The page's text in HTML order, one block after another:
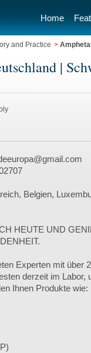
Home
and Practice >
|
Belgien,
HEUTE UND
Experten mit über
derzeit im Labor,
Ihnen Produkte wie: